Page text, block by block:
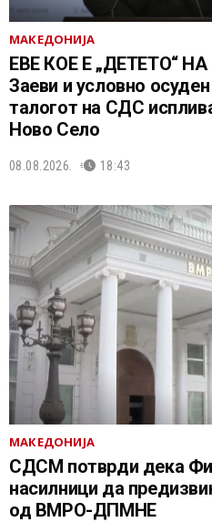
МАКЕДОНИЈА
ЕВЕ КОЕ Е „ДЕТЕТО“
Заеви и условно
талогот на СДС
Ново Село
08.08.2026. 18:43
МАКЕДОНИЈА
СДСМ потврди дека
насилници да
од ВМРО-ДПМНЕ